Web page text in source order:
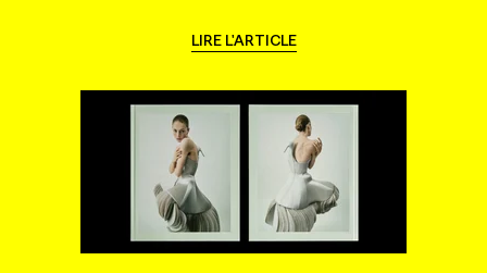
LIRE L'ARTICLE